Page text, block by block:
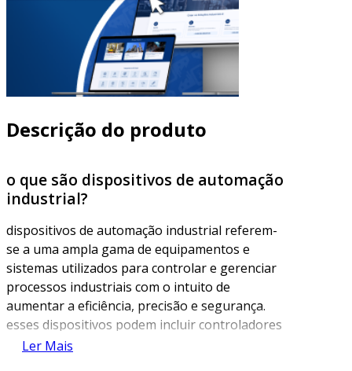
Descrição do produto
o que são dispositivos de automação
industrial?
dispositivos de automação industrial referem-
se a uma ampla gama de equipamentos e
sistemas utilizados para controlar e gerenciar
processos industriais com o intuito de
aumentar a eficiência, precisão e segurança.
esses dispositivos podem incluir controladores
lógicos programáveis (clps), sensores,
Ler Mais